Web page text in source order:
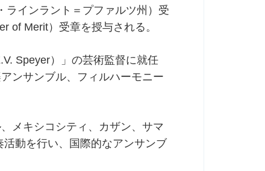
ラインラント＝プファルツ州）受
of Merit）受章を授与される。
Speyer）」の芸術監督に就任
ンサンブル、フィルハーモニー
メキシコシティ、カザン、サマ
動を行い、国際的なアンサンブ